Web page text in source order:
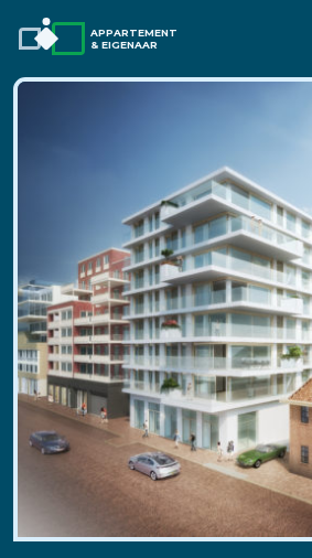
APPARTEMENT
& EIGENAAR